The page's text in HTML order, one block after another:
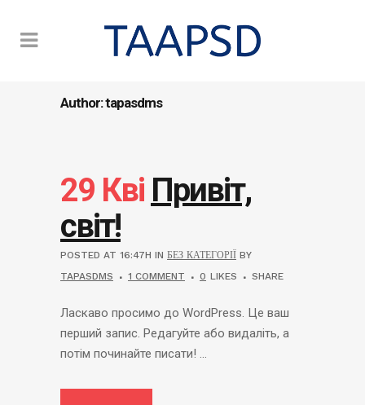
Author: tapasdms
29 Кві Привіт,
світ!
POSTED AT 16:47H IN БЕЗ КАТЕГОРІЇ BY
TAPASDMS
1 COMMENT 0 LIKES SHARE
Ласкаво просимо до WordPress. Це ваш
перший запис. Редагуйте або видаліть, а
потім починайте писати! ...